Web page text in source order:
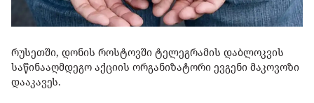
რუსეთში, დონის როსტოვში ტელეგრამის დაბლოკვის
საწინააღმდეგო აქციის ორგანიზატორი ევგენი მაკოვოზი
დააკავეს.